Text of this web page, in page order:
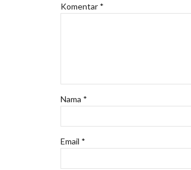
Komentar *
Nama *
Email *